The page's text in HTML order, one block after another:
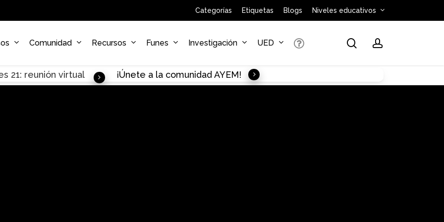
Categorías Etiquetas Blogs Niveles educativos
Comunidad Recursos Funes Investigación UED searchaccount
21: reunión virtual ¡Únete a la comunidad AYEM!